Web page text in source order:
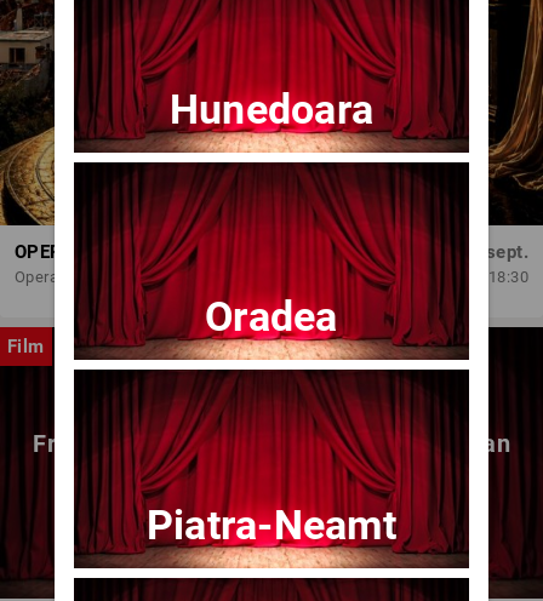
OPERA BRAȘOV ESTIVAL – DANCING SUMMER - SPECTACOL DE BALET
Opera Brasov
Dum, 6 sept.
18:30
Film
Fragmente dintr-un atelier – (regia Bogdan
Mureșanu) – AG
Hunedoara
Oradea
Piatra-Neamt